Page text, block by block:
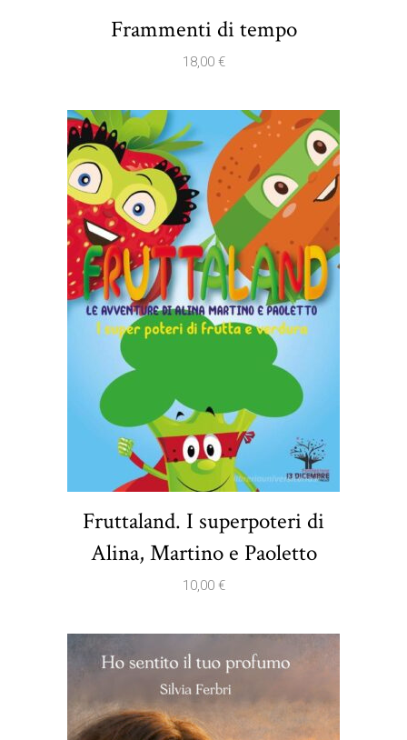
Frammenti di tempo
18,00 €
Fruttaland. I superpoteri di
Alina, Martino e Paoletto
10,00 €